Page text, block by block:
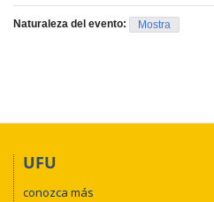
Naturaleza del evento: Mostra
UFU
conozca más